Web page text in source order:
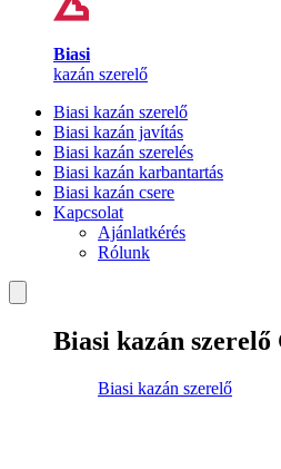
Biasi
kazán szerelő
Biasi kazán szerelő
Biasi kazán javítás
Biasi kazán szerelés
Biasi kazán karbantartás
Biasi kazán csere
Kapcsolat
Ajánlatkérés
Rólunk
Biasi kazán szerelő
Biasi kazán szerelő